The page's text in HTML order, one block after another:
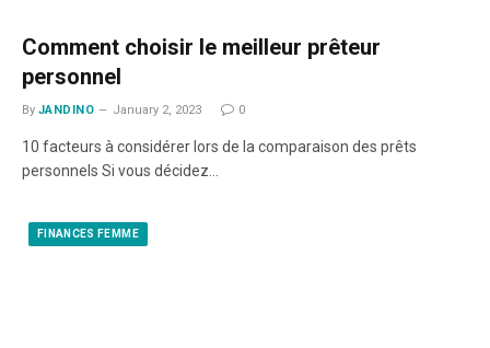
Comment choisir le meilleur prêteur
personnel
By JANDINO January 2, 2023 0
10 facteurs à considérer lors de la comparaison des prêts
personnels Si vous décidez…
FINANCES FEMME